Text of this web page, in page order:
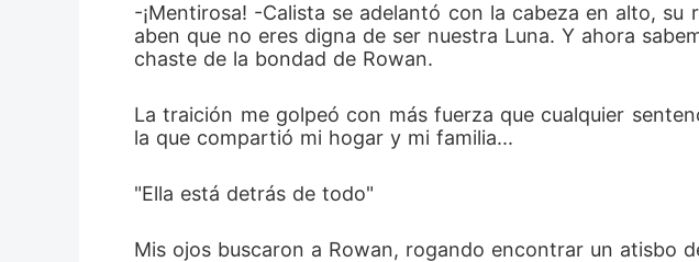
-¡Mentirosa! -Calista se adelantó con la cabeza en alto,
aben que no eres digna de ser nuestra Luna. Y ahora
chaste de la bondad de Rowan.
La traición me golpeó con más fuerza que cualquier
la que compartió mi hogar y mi familia...
"Ella está detrás de todo"
Mis ojos buscaron a Rowan, rogando encontrar un atisbo